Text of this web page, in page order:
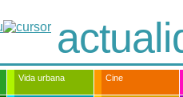
Vida urbana Cine